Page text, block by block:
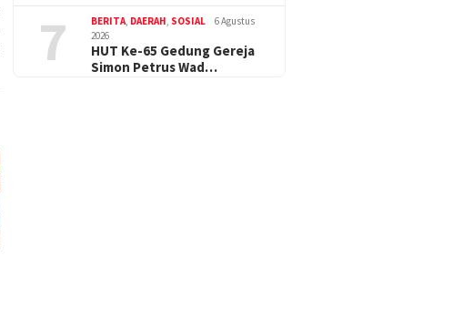
7 BERITA, DAERAH, SOSIAL
6 Agustus
2026
HUT Ke-65 Gedung Gereja
Simon Petrus Wad…